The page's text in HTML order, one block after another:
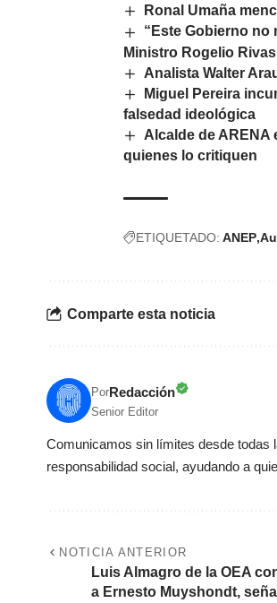
Ronal Umaña
“Este Gobierno
Ministro Rogelio Rivas
Analista Walter
Miguel Pereira
falsedad ideológica
Alcalde de ARENA
quienes lo critiquen
ETIQUETADO: ANEP
Comparte esta noticia
PorRedacción
Senior Editor
Comunicamos sin límites desde todas
responsabilidad social, ayudando a
NOTICIA ANTERIOR
Luis Almagro de la OEA
a Ernesto Muyshondt,